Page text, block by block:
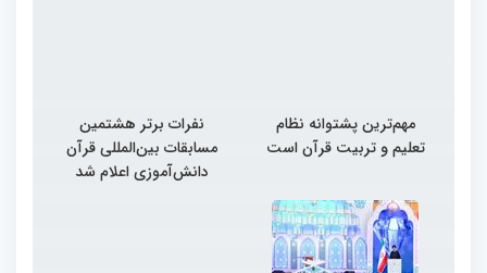
مهم‌ترین پشتوانه نظام
تعلیم و تربیت قرآن است
نفرات برتر هشتمین
مسابقات بین‌المللی قرآن
دانش‌آموزی اعلام شد